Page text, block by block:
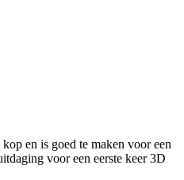
en is goed te maken voor een
voor een eerste keer 3D